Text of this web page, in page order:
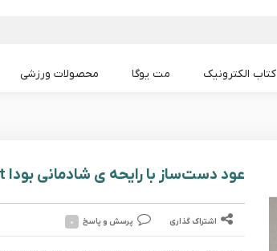
کتاب الکترونیک مت یوگا محصولات ورزشی
عود دست‌ساز با رایحه ی شادمانی بودا Buddha Dehight
اشتراک گذاری پرسش و پاسخ ۰